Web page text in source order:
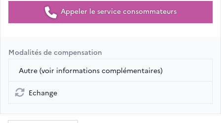
Appeler le service consommateurs
Modalités de compensation
Autre (voir informations complémentaires)
Echange